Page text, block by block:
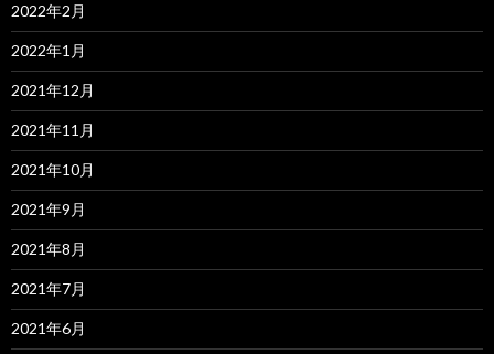
2022年2月
2022年1月
2021年12月
2021年11月
2021年10月
2021年9月
2021年8月
2021年7月
2021年6月